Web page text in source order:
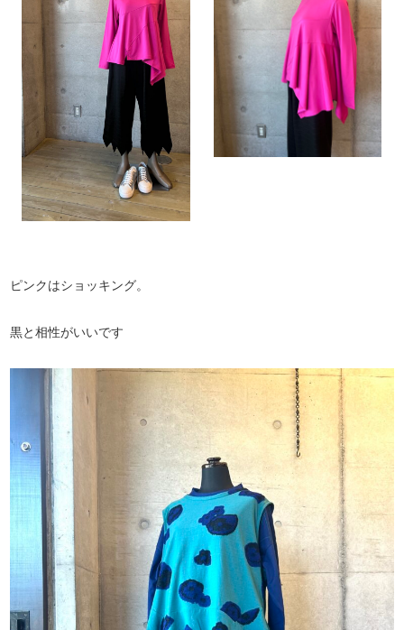
ピンクはショッキング。
黒と相性がいいです